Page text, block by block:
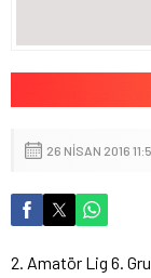
26 NISAN 2016
2. Amatör Lig 6.